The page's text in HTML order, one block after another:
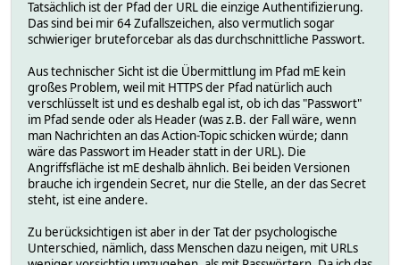
Tatsächlich ist der Pfad der URL die einzige Authentifizierung.
Das sind bei mir 64 Zufallszeichen, also vermutlich sogar
schwieriger bruteforcebar als das durchschnittliche Passwort.
Aus technischer Sicht ist die Übermittlung im Pfad mE kein
großes Problem, weil mit HTTPS der Pfad natürlich auch
verschlüsselt ist und es deshalb egal ist, ob ich das "Passwort"
im Pfad sende oder als Header (was z.B. der Fall wäre, wenn
man Nachrichten an das Action-Topic schicken würde; dann
wäre das Passwort im Header statt in der URL). Die
Angriffsfläche ist mE deshalb ähnlich. Bei beiden Versionen
brauche ich irgendein Secret, nur die Stelle, an der das Secret
steht, ist eine andere.
Zu berücksichtigen ist aber in der Tat der psychologische
Unterschied, nämlich, dass Menschen dazu neigen, mit URLs